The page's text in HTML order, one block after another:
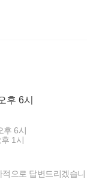
후 6시
후 6시
1시
으로 답변드리겠습니